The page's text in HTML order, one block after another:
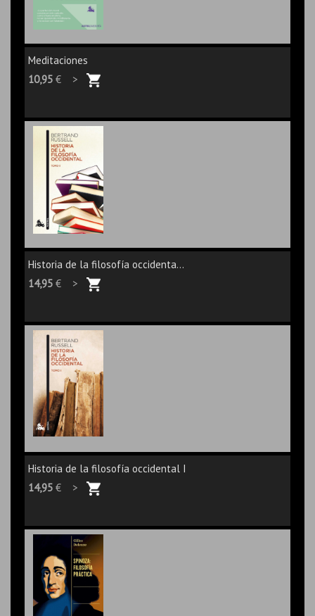
Meditaciones
10,95 € >
Historia de la filosofía occidenta...
14,95 € >
Historia de la filosofía occidental I
14,95 € >